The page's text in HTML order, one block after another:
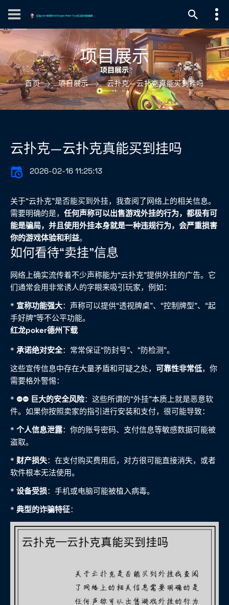
项目展示
首页 项目展示 云扑克—云扑克真能买到挂吗
云扑克—云扑克真能买到挂吗
2026-02-16 11:25:13
关于“云扑克”是否能买到外挂，我查阅了网络上的相关信息。
需要明确的是， 任何声称可以出售游戏外挂的行为，都极有可
能是骗局，并且使用外挂本身就是一种违规行为，会严重损害
你的游戏体验和利益。
如何看待“卖挂”信息
网络上确实流传着不少声称能为“云扑克”提供外挂的广告。它
们通常会用非常诱人的字眼来吸引玩家，例如：
* 宣称功能强大：声称可以提供“透视牌桌”、“控制牌型”、“起
手好牌”等不公平功能。
红龙poker德州下载
* 承诺绝对安全：常常保证“防封号”、“防检测”。
这些宣传信息中存在大量矛盾和可疑之处， 可靠性非常低，你
需要格外警惕：
* ⛔️⛔️ 巨大的安全风险：这些所谓的“外挂”本质上就是恶意软
件。如果你按照卖家的指引进行安装和支付，很可能导致：
* 个人信息泄露：你的账号密码、支付信息等敏感数据可能被
盗取。
* 财产损失：在支付购买费用后，对方很可能直接消失，或者
软件根本无法使用。
* 设备受损：手机或电脑可能被植入病毒。
* 典型的诈骗特征：